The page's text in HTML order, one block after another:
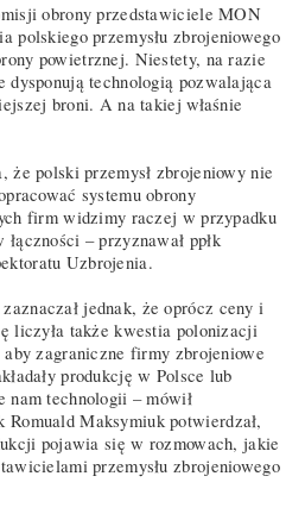
obrony przedstawiciele MON
polskiego przemysłu zbrojeniowego
powietrznej. Niestety, na razie
technologią pozwalająca
broni. A na takiej właśnie
że polski przemysł zbrojeniowy nie
systemu obrony
firm widzimy raczej w przypadku
– przyznawał ppłk
Uzbrojenia.
jednak, że oprócz ceny i
liczyła także kwestia polonizacji
zagraniczne firmy zbrojeniowe
produkcję w Polsce lub
nam technologii – mówił
Maksymiuk potwierdzał,
pojawia się w rozmowach, jakie
przemysłu zbrojeniowego